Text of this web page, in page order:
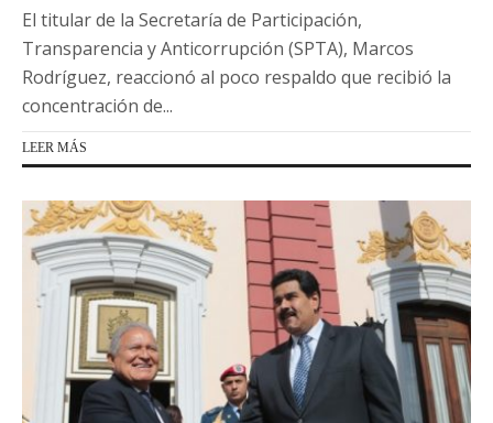
El titular de la Secretaría de Participación,
Transparencia y Anticorrupción (SPTA), Marcos
Rodríguez, reaccionó al poco respaldo que recibió la
concentración de...
LEER MÁS